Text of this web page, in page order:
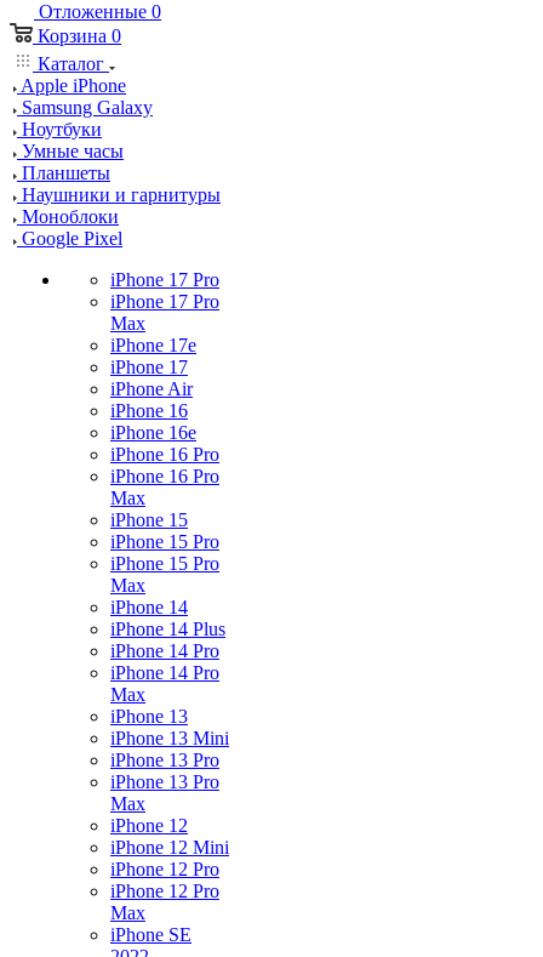
Отложенные 0
Корзина 0
Каталог
Apple iPhone
Samsung Galaxy
Ноутбуки
Умные часы
Планшеты
Наушники и гарнитуры
Моноблоки
Google Pixel
iPhone 17 Pro
iPhone 17 Pro
Max
iPhone 17e
iPhone 17
iPhone Air
iPhone 16
iPhone 16e
iPhone 16 Pro
iPhone 16 Pro
Max
iPhone 15
iPhone 15 Pro
iPhone 15 Pro
Max
iPhone 14
iPhone 14 Plus
iPhone 14 Pro
iPhone 14 Pro
Max
iPhone 13
iPhone 13 Mini
iPhone 13 Pro
iPhone 13 Pro
Max
iPhone 12
iPhone 12 Mini
iPhone 12 Pro
iPhone 12 Pro
Max
iPhone SE